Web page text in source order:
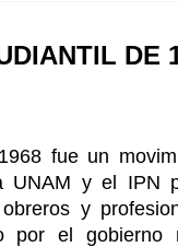
DE
fue un
y el IPN
y
por el gobierno